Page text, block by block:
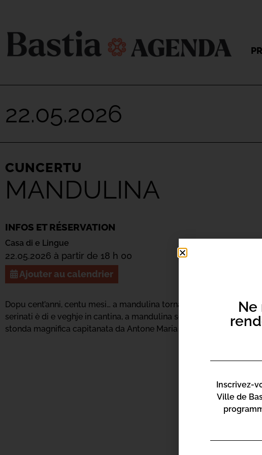
22.05.2026
CUNCERTU
MANDULINA
INFOS ET RÉSERVATION
Casa di e Lingue
22.05.2026 à partir de 18 h 00
Ajouter au calendrier
Dopu cent’anni, centu mesi… a mandulina torna in terra prumessa.
serinati è di e veghje in cantina, a mandulina serà messa à l’onore
stonda magnifica capitanata da Antone Maria Leonelli è Minicale.
Ne
Inscrivez-
Ville de